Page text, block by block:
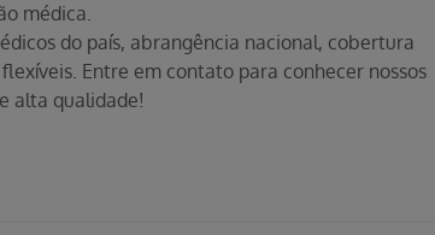
médica.
do país, abrangência nacional, cobertura
Entre em contato para conhecer nossos
alta qualidade!